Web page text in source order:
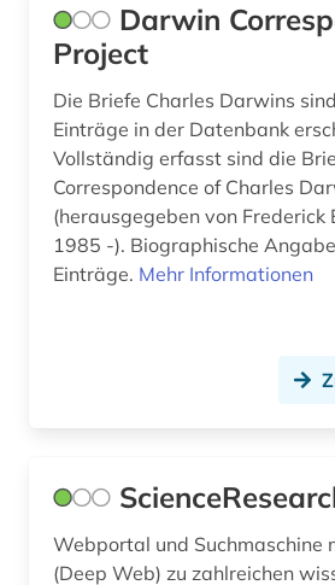
richtlinie (1)
röntgenbeugung (1)
satirezeitung (1)
schweiz (2)
seltene krankheit (1)
Darwin
Project
Die Briefe Charles Darwins
Einträge in der Datenbank
Vollständig erfasst sind die
Correspondence of Charles
(herausgegeben von Frederick
1985 -). Biographische
Einträge. Mehr Informationen
Webportal und Suchmaschine mit Zugang
(Deep Web) zu zahlreichen